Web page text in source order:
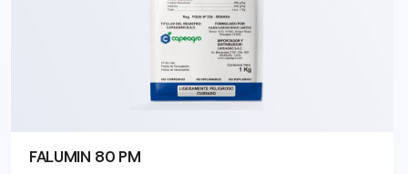
FALUMIN 80 PM